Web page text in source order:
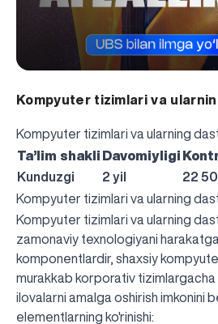
Kompyuter tizimlari va
Kompyuter tizimlari va ularning
Ta’lim shakli Davomiyligi
Kunduzgi
2 yil
22
Kompyuter tizimlari va ularning
Kompyuter tizimlari va ularning
zamonaviy texnologiyani
komponentlardir, shaxsiy
murakkab korporativ tizimlargacha
ilovalarni amalga oshirish imkonini
elementlarning ko'rinishi: